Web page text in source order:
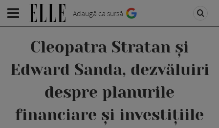
Adaugă ca sursă
Cleopatra Stratan și
Edward Sanda, dezvăluiri
despre planurile
financiare și investițiile